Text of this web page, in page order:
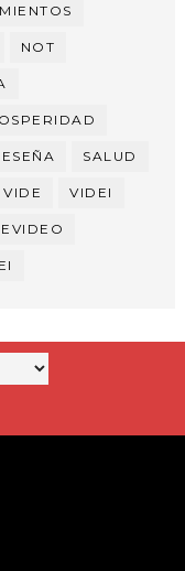
NOT
SALUD
VIDE VIDEI